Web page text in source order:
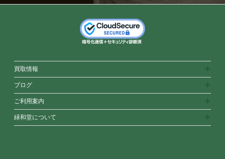
買取情報
ブログ
ご利用案内
緑和堂について